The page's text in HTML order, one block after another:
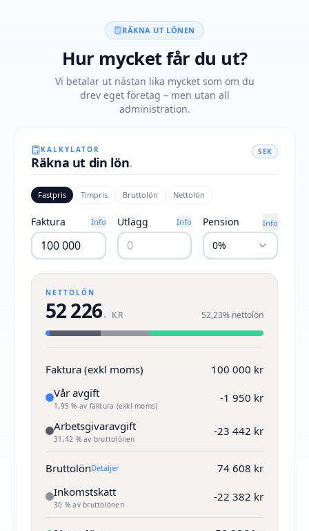
RÄKNA UT LÖNEN
Hur mycket får du ut?
Vi betalar ut nästan lika mycket som om du
drev eget företag – men utan all
administration.
KALKYLATOR
Räkna ut din lön.
SEK
Fastpris Timpris Bruttolön Nettolön
Faktura Info Utlägg Info Pension Info
0%
NETTOLÖN
52 226. KR 52,23% nettolön
Faktura (exkl moms)
100 000 kr
Vår avgift
1,95 % av faktura (exkl moms)
-1 950 kr
Arbetsgivaravgift
31,42 % av bruttolönen
-23 442 kr
BruttolönDetaljer
74 608 kr
Inkomstskatt
30 % av bruttolönen
-22 382 kr